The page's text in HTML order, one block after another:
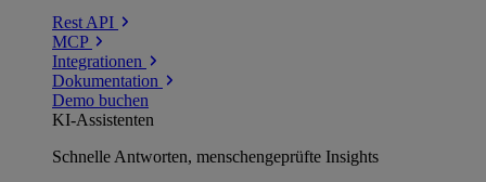
Rest API
MCP
Integrationen
Dokumentation
Demo buchen
KI-Assistenten
Schnelle Antworten, menschengeprüfte Insights